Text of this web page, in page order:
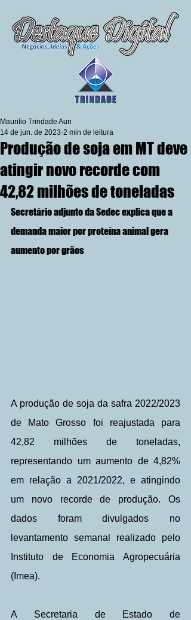
Produção de soja em MT deve
atingir novo recorde com
42,82 milhões de toneladas
Maurilio Trindade Aun
14 de jun. de 2023 2 min de leitura
Secretário adjunto da Sedec explica que a
demanda maior por proteína animal gera
aumento por grãos
A produção de soja da safra 2022/2023
de Mato Grosso foi reajustada para
42,82 milhões de toneladas,
representando um aumento de 4,82%
em relação a 2021/2022, e atingindo
um novo recorde de produção. Os
dados foram divulgados no
levantamento semanal realizado pelo
Instituto de Economia Agropecuária
(Imea).
A Secretaria de Estado de